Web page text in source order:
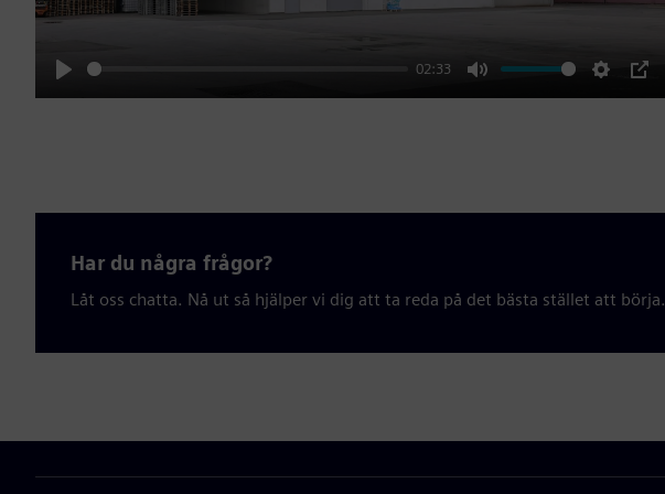
Play
02:33
Mute Settings
PIP
Har du några frågor?
Låt oss chatta. Nå ut så hjälper vi dig att ta reda på det bästa stället att börja.